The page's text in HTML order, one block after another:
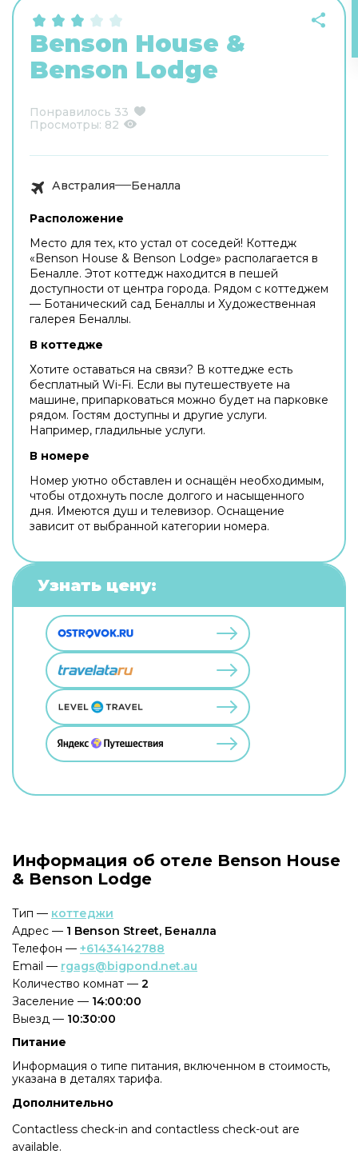
Benson House &
Benson Lodge
Понравилось 33
Просмотры: 82
Австралия Беналла
Расположение
Место для тех, кто устал от соседей! Коттедж
«Benson House & Benson Lodge» располагается в
Беналле. Этот коттедж находится в пешей
доступности от центра города. Рядом с коттеджем
— Ботанический сад Беналлы и Художественная
галерея Беналлы.
В коттедже
Хотите оставаться на связи? В коттедже есть
бесплатный Wi-Fi. Если вы путешествуете на
машине, припарковаться можно будет на парковке
рядом. Гостям доступны и другие услуги.
Например, гладильные услуги.
В номере
Номер уютно обставлен и оснащён необходимым,
чтобы отдохнуть после долгого и насыщенного
дня. Имеются душ и телевизор. Оснащение
зависит от выбранной категории номера.
Узнать цену:
Информация об отеле Benson House
& Benson Lodge
Тип — коттеджи
Адрес — 1 Benson Street, Беналла
Телефон — +61434142788
Email — rgags@bigpond.net.au
Количество комнат — 2
Заселение — 14:00:00
Выезд — 10:30:00
Питание
Информация о типе питания, включенном в стоимость,
указана в деталях тарифа.
Дополнительно
Contactless check-in and contactless check-out are
available.